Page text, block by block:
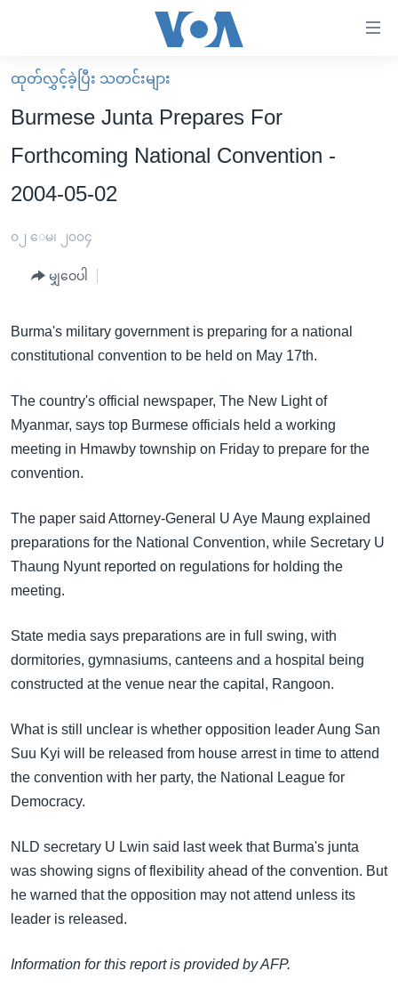
လွယ်ကူ
စေ
သည့်
များ
ပင်မ
ကြည့်
ရန်
ညွန်း
စာမျက်နှာ
သို့
ကြည့်
ရန်
ရှာဖွေ
ရန်
သို့
ကျော်
ရန်
မူလစာမျက်နှာ
မြန်မာ
ကမ္ဘာ့သတင်းများ
နိုင်ငံတကာ
အစ္စရေး-ပါလက်စတိုင်း
ဗွီဒီယို
အင်္ဂလိပ်စာလေ့လာမယ်
မကြေးမုံရဲ့ အင်္ဂလိပ်စာ
ရေဒီယို
ရေဒီယိုနှင့်ရုပ်သံ အချက်အလက်များ
Learning English
ဗွီအိုအေ လူမှုကွန်ယက်များ
ဘာသာစကားများ
ထုတ်လွှင့်ခဲ့ပြီး သတင်းများ
Burmese Junta Prepares For
Forthcoming National Convention -
2004-05-02
၀၂ ေမ၊ ၂၀၀၄
မျှဝေပါ
Burma's military government is preparing for a national
constitutional convention to be held on May 17th.
The country's official newspaper, The New Light of
Myanmar, says top Burmese officials held a working
meeting in Hmawby township on Friday to prepare for the
convention.
The paper said Attorney-General U Aye Maung explained
preparations for the National Convention, while Secretary U
Thaung Nyunt reported on regulations for holding the
meeting.
State media says preparations are in full swing, with
dormitories, gymnasiums, canteens and a hospital being
constructed at the venue near the capital, Rangoon.
What is still unclear is whether opposition leader Aung San
Suu Kyi will be released from house arrest in time to attend
the convention with her party, the National League for
Democracy.
NLD secretary U Lwin said last week that Burma's junta
was showing signs of flexibility ahead of the convention. But
he warned that the opposition may not attend unless its
leader is released.
Information for this report is provided by AFP.